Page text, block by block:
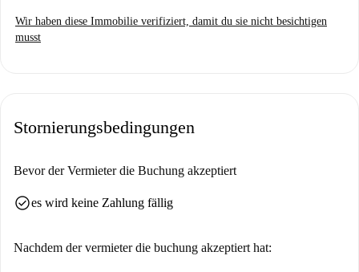
Wir haben diese Immobilie verifiziert, damit du sie nicht besichtigen
musst
Stornierungsbedingungen
Bevor der Vermieter die Buchung akzeptiert
check_circlees wird keine Zahlung fällig
Nachdem der vermieter die buchung akzeptiert hat: